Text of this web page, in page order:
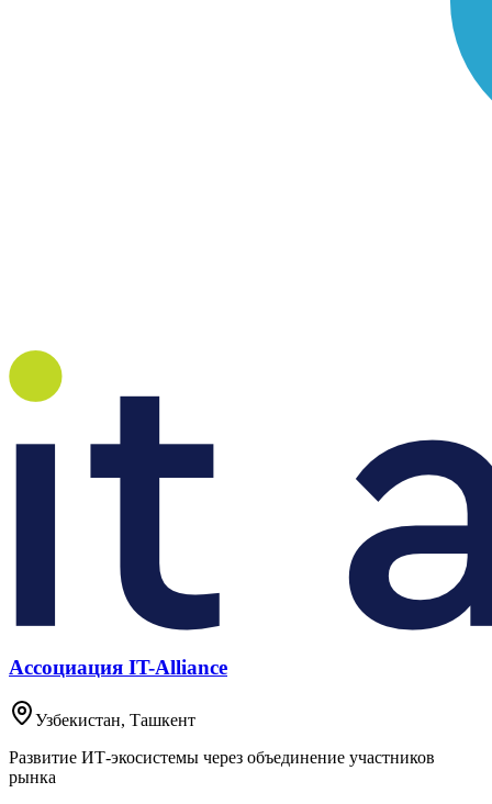
Ассоциация IT-Alliance
Узбекистан, Ташкент
Развитие ИТ-экосистемы через объединение участников
рынка